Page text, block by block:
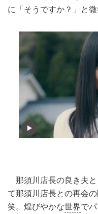
に「そうですか？」と
那須川店長の良き夫
て那須川店長との再会
笑。煌びやかな世界で